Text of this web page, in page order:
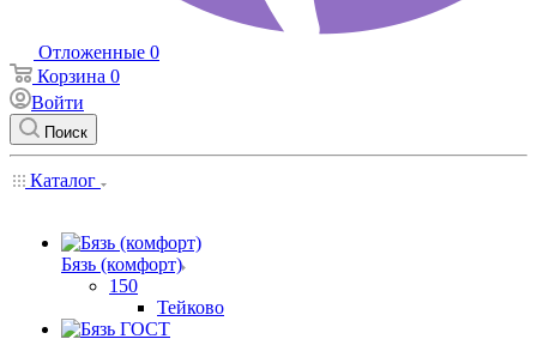
Отложенные 0
Корзина 0
Войти
Поиск
Каталог
Бязь (комфорт)
150
Тейково